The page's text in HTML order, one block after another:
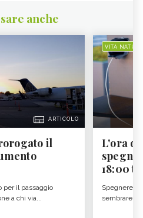
anche
ARTICOLO
il
per il passaggio
a chi via...
VITA
L'ora
18:00 ti
Spegnere lo
sembrare